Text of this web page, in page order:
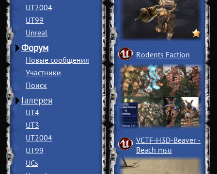
UT2004
UT99
Unreal
Форум
Новые сообщения
Участники
Поиск
Галерея
UT4
UT3
UT2004
UT99
UCs
Rodents Faction
VCTF-H3D-Beaver ­
Beach msu